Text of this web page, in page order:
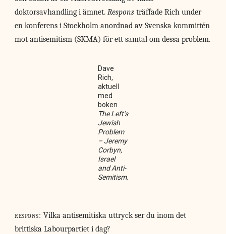
doktorsavhandling i ämnet.Responsträffade Rich under
en konferens i Stockholm anordnad av Svenska kommittén
mot antisemitism (SKMA) för ett samtal om dessa problem.
Dave
Rich,
aktuell
med
boken
The Left’s
Jewish
Problem
– Jeremy
Corbyn,
Israel
and Anti-
Semitism.
respons: Vilka antisemitiska uttryck ser du inom det
brittiska Labourpartiet i dag?